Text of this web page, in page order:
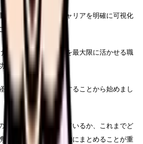
要なのは、自身のキャリアを明確に可視化
とです。
でなく、自分の強みを最大限に活かせる職
の鍵となります。
験を徹底的に棚卸しすることから始めまし
ような専門性を持っているか、これまでど
わってきたかを具体的にまとめることが重